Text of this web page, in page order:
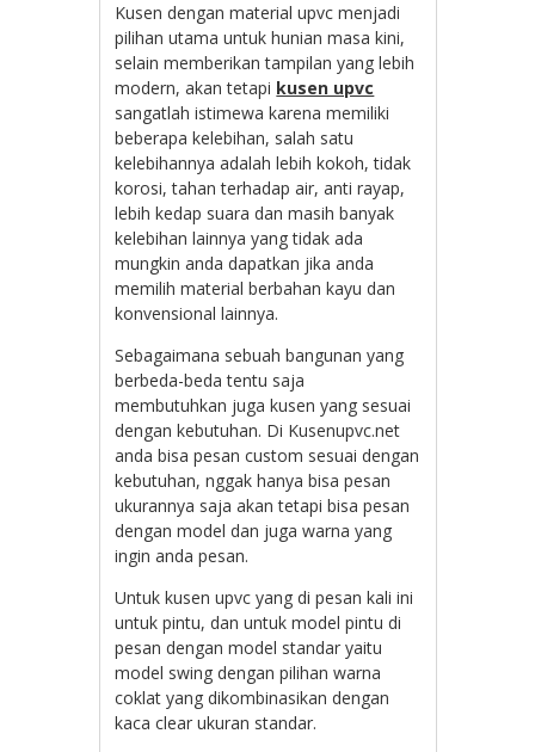
Kusen dengan material upvc menjadi
pilihan utama untuk hunian masa kini,
selain memberikan tampilan yang lebih
modern, akan tetapi kusen upvc
sangatlah istimewa karena memiliki
beberapa kelebihan, salah satu
kelebihannya adalah lebih kokoh, tidak
korosi, tahan terhadap air, anti rayap,
lebih kedap suara dan masih banyak
kelebihan lainnya yang tidak ada
mungkin anda dapatkan jika anda
memilih material berbahan kayu dan
konvensional lainnya.
Sebagaimana sebuah bangunan yang
berbeda-beda tentu saja
membutuhkan juga kusen yang sesuai
dengan kebutuhan. Di Kusenupvc.net
anda bisa pesan custom sesuai dengan
kebutuhan, nggak hanya bisa pesan
ukurannya saja akan tetapi bisa pesan
dengan model dan juga warna yang
ingin anda pesan.
Untuk kusen upvc yang di pesan kali ini
untuk pintu, dan untuk model pintu di
pesan dengan model standar yaitu
model swing dengan pilihan warna
coklat yang dikombinasikan dengan
kaca clear ukuran standar.